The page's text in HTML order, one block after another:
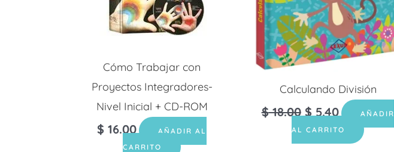
Cómo Trabajar con
Proyectos Integradores-
Nivel Inicial + CD-ROM
$ 16.00
AÑADIR AL
CARRITO
Calculando División
$18.00 $ 5.40
AÑADIR
AL CARRITO